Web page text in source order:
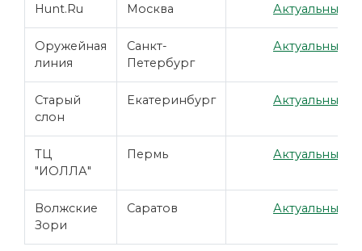
Hunt.Ru Москва Актуальные
Оружейная
линия
Санкт-
Петербург
Актуальные
Старый
слон
Екатеринбург Актуальные
ТЦ
"ИОЛЛА"
Пермь Актуальные
Волжские
Зори
Саратов Актуальные